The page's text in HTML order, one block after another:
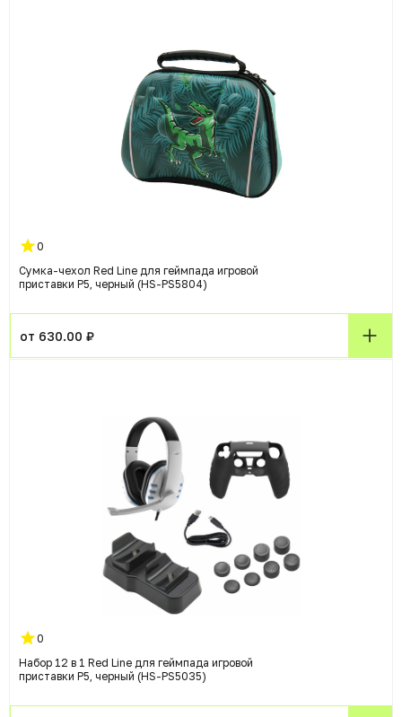
0
Сумка-чехол Red Line для геймпада игровой
приставки P5, черный (HS-PS5804)
от 630.00 ₽
0
Набор 12 в 1 Red Line для геймпада игровой
приставки P5, черный (HS-PS5035)